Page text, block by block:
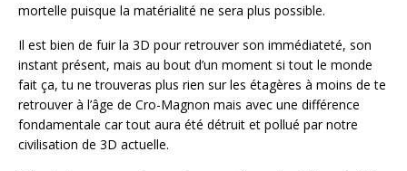
mortelle puisque la matérialité ne sera plus possible.
Il est bien de fuir la 3D pour retrouver son immédiateté, son
instant présent, mais au bout d’un moment si tout le monde
fait ça, tu ne trouveras plus rien sur les étagères à moins de te
retrouver à l’âge de Cro-Magnon mais avec une différence
fondamentale car tout aura été détruit et pollué par notre
civilisation de 3D actuelle.